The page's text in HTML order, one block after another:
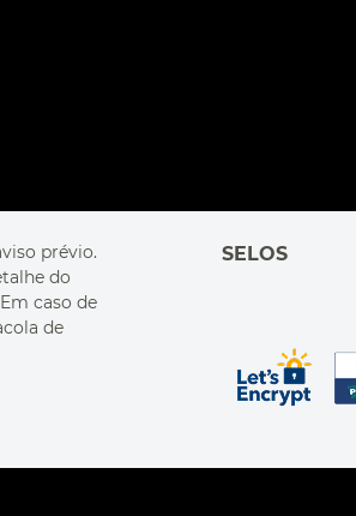
prévio.
do
caso de
de
SELOS